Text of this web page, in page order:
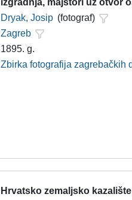
Dryak, Josip (fotograf)
Zagreb
1895. g.
Zbirka fotografija zagrebačkih
Hrvatsko zemaljsko